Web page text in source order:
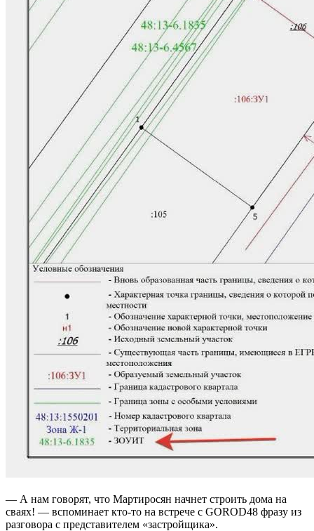
— А нам говорят, что Мартиросян начнет строить дома на
сваях! — вспоминает кто-то на встрече с GOROD48 фразу из
разговора с представителем «застройщика».